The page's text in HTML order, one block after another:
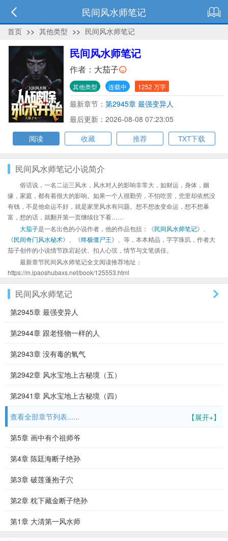
民间风水师笔记
首页 >> 其他类型 >> 民间风水师笔记
民间风水师笔记
作者： 大茄子
其他类型 连载中 1252 万字
最新章节： 第2945章 最强变异人
最后更新：2026-08-08 07:23:05
阅读
收藏 推荐 TXT下载
民间风水师笔记小说简介
俗话说，一名二运三风水，风水对人的影响非常大，如财运，身体，姻
缘，家庭，都有着很大的影响。如果一个人很勤劳，不怕吃苦，兜里却依然没
有钱，不是他命运不好，就是家里风水有问题。想不想改变命运，想不想暴
富，想的话，就翻开第一页继续往下看……
大茄子是一名出色的小说作者，他的作品包括：《民间风水师笔记》、
《民间奇门风水秘术》、《终极僵尸王》、等，本本精品，字字珠玑，作者大
茄子创作的小说情节跌宕起伏、扣人心弦，情节与文笔俱佳。
最新章节民间风水师笔记全文阅读推荐地址：
https://m.ipaoshubaxs.net/book/125553.html
民间风水师笔记
第2945章 最强变异人
第2944章 跟老怪物一样的人
第2943章 没有毒的氧气
第2942章 风水宝地上古秘境（五）
第2941章 风水宝地上古秘境（四）
【展开+】
查看全部章节列表......
第5章 画中有个祖师爷
第4章 陈廷海断子绝孙
第3章 破莲蓬抱子穴
第2章 枕下藏金断子绝孙
第1章 大清第一风水师